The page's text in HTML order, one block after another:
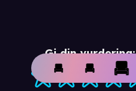
Gi din vurdering: